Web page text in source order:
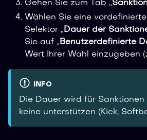
Gehen Sie zum Tab „
Wählen Sie eine
Selektor „ Dauer der
Sie auf „ Benutzerdefinierte
Wert Ihrer Wahl einzugeben
INFO
Die Dauer wird für Sanktionen
keine unterstützen (Kick,